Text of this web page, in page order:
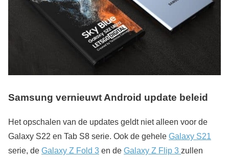
Samsung vernieuwt Android update beleid
Het opschalen van de updates geldt niet alleen voor de
Galaxy S22 en Tab S8 serie. Ook de gehele Galaxy S21
serie, de Galaxy Z Fold 3 en de Galaxy Z Flip 3 zullen